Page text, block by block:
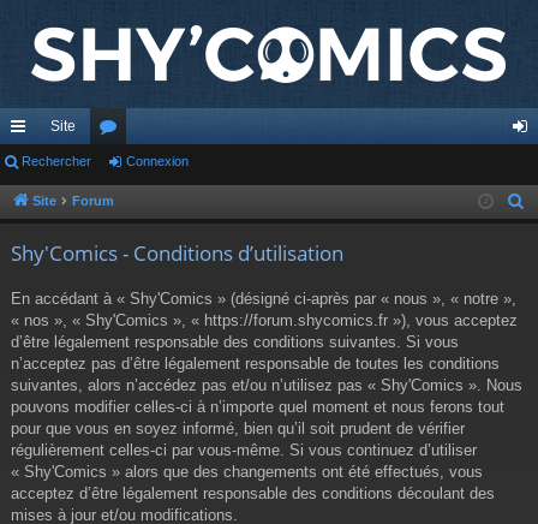
cc
ès
de
Site
or
u ne
Rechercher Connexion
Site Forum
Shy'Comics - Conditions d’utilisation
En accédant à « Shy'Comics » (désigné ci-après par « nous », « notre »,
« nos », « Shy'Comics », « https://forum.shycomics.fr »), vous acceptez
d’être légalement responsable des conditions suivantes. Si vous
n’acceptez pas d’être légalement responsable de toutes les conditions
suivantes, alors n’accédez pas et/ou n’utilisez pas « Shy'Comics ». Nous
pouvons modifier celles-ci à n’importe quel moment et nous ferons tout
pour que vous en soyez informé, bien qu’il soit prudent de vérifier
régulièrement celles-ci par vous-même. Si vous continuez d’utiliser
« Shy'Comics » alors que des changements ont été effectués, vous
acceptez d’être légalement responsable des conditions découlant des
mises à jour et/ou modifications.